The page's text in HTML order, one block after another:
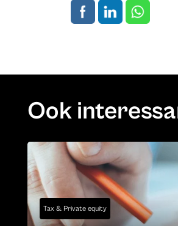
Ook
Tax & Private equity